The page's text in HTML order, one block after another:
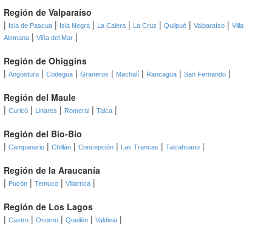
Región de Valparaíso
|
Isla de Pascua | Isla Negra | La Calera | La Cruz | Quilpué | Valparaíso | Villa
Alemana | Viña del Mar |
Región de Ohiggins
| Angostura | Codegua | Graneros | Machalí | Rancagua | San Fernando |
Región del Maule
| Curicó | Linares | Romeral | Talca |
Región del Bío-Bío
| Campanario | Chillán | Concepción | Las Trancas | Talcahuano |
Región de la Araucanía
| Pucón | Temuco | Villarrica |
Región de Los Lagos
| Castro | Osorno | Queilén | Valdivia |